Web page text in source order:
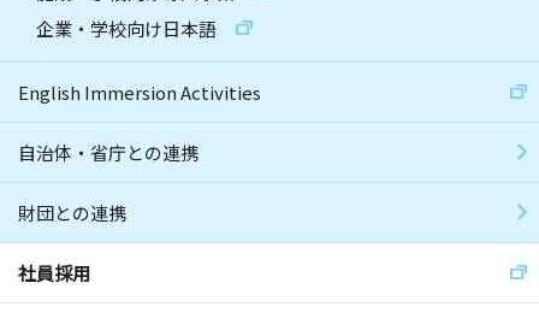
企業・学校向け日本語
English Immersion Activities
自治体・省庁との連携
財団との連携
社員採用